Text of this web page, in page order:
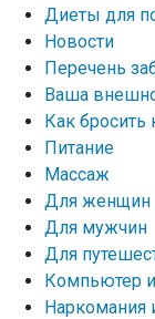
Диеты для
Новости
Перечень
Ваша
Как бросить
Питание
Массаж
Для женщин
Для мужчин
Для
Компьютер
Наркомания